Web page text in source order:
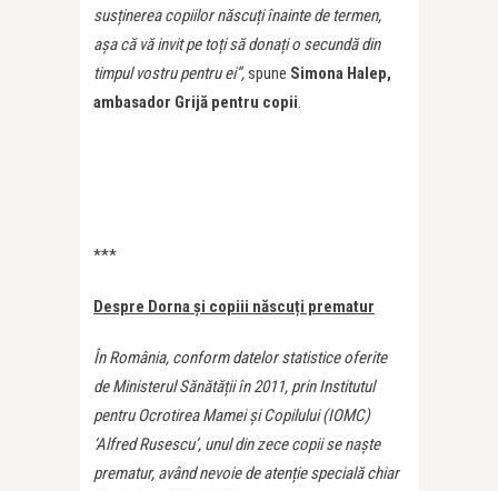
susținerea copiilor născuți înainte de termen,
așa că vă invit pe toți să donați o secundă din
timpul vostru pentru ei”,spune Simona Halep,
ambasador Grijă pentru copii.
***
Despre Dorna și copiii născuți prematur
În România, conform datelor statistice oferite
de Ministerul Sănătății în 2011, prin Institutul
pentru Ocrotirea Mamei și Copilului (IOMC)
‘Alfred Rusescu’, unul din zece copii se naște
prematur, având nevoie de atenție specială chiar